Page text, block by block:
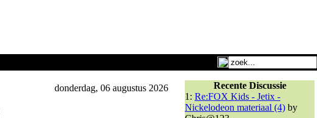
donderdag, 06 augustus 2026
Recente Discussie
1: Re:FOX Kids - Jetix -
Nickelodeon materiaal (4) by